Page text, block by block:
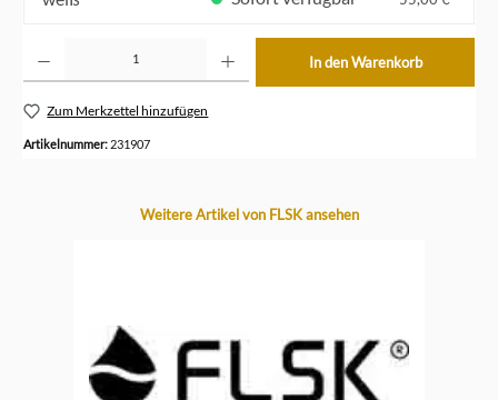
In den Warenkorb
Zum Merkzettel hinzufügen
Artikelnummer: 231907
Produktgalerie überspringen
Weitere Artikel von FLSK ansehen